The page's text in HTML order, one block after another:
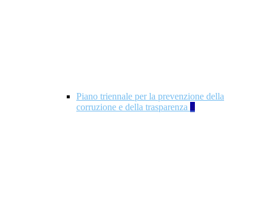
Piano triennale per la prevenzione della
corruzione e della trasparenza 4